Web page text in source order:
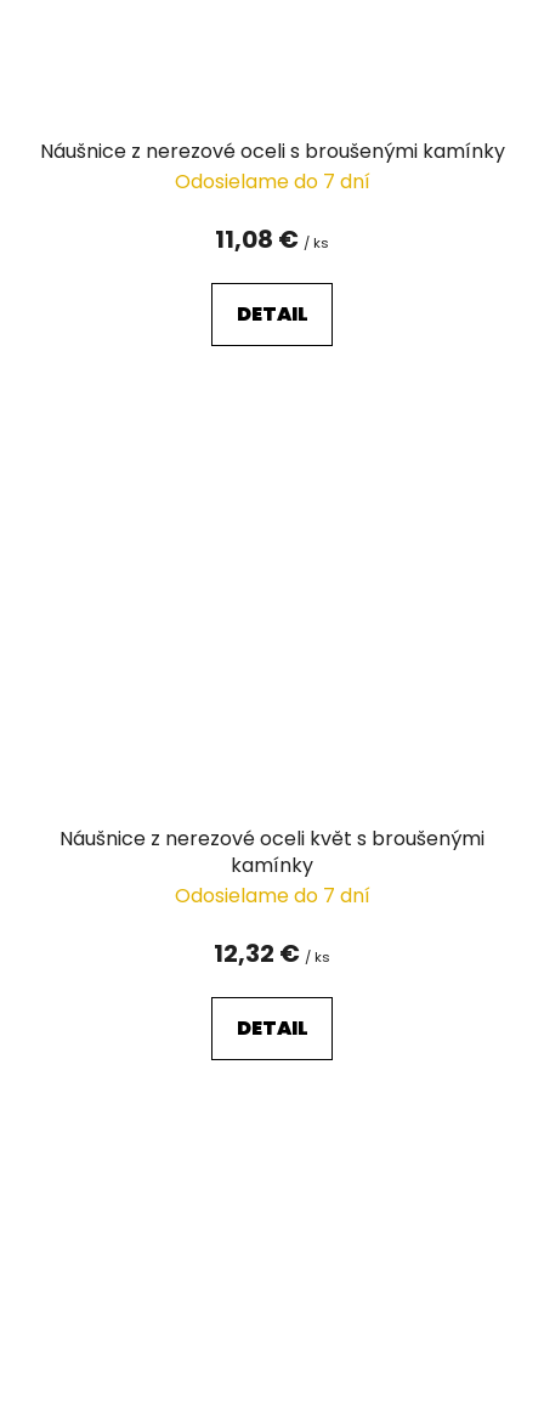
Náušnice z nerezové oceli s broušenými kamínky
Odosielame do 7 dní
11,08 € / ks
DETAIL
Náušnice z nerezové oceli květ s broušenými
kamínky
Odosielame do 7 dní
12,32 € / ks
DETAIL